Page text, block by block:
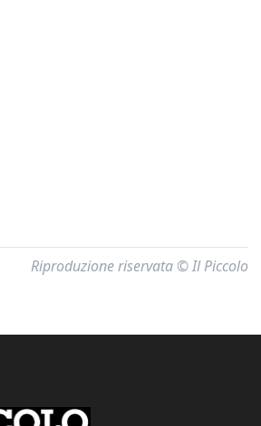
Riproduzione riservata © Il Piccolo